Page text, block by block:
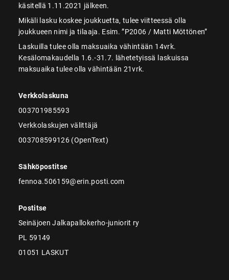
käsitellä 1.11.2021 jälkeen.
Mikäli lasku koskee joukkuetta, tulee viitteessä olla
joukkueen nimi ja tilaaja. Esim. ”P2006 / Matti Möttönen”
Laskuilla tulee olla maksuaika vähintään 14vrk.
Kesälomakaudella 1.6.-31.7. lähetetyissä laskuissa
maksuaika tulee olla vähintään 21vrk.
Verkkolaskuna
003701985593
Verkkolaskujen välittäjä
003708599126 (OpenText)
Sähköpostitse
fennoa.506159@erin.posti.com
Postitse
Seinäjoen Jalkapallokerho-juniorit ry
PL 59149
01051 LASKUT